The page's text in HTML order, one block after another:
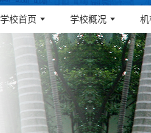
学校首页 学校概况 机